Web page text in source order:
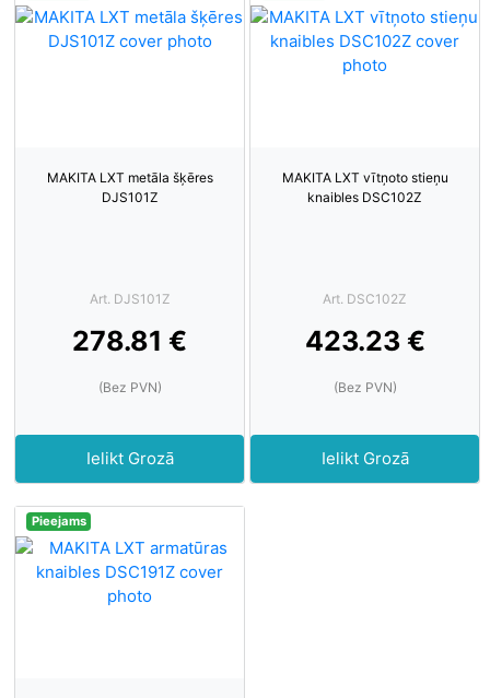
MAKITA LXT metāla šķēres
DJS101Z
Art. DJS101Z
278.81 €
(Bez PVN)
Ielikt Grozā
MAKITA LXT vītņoto stieņu
knaibles DSC102Z
Art. DSC102Z
423.23 €
(Bez PVN)
Ielikt Grozā
Pieejams